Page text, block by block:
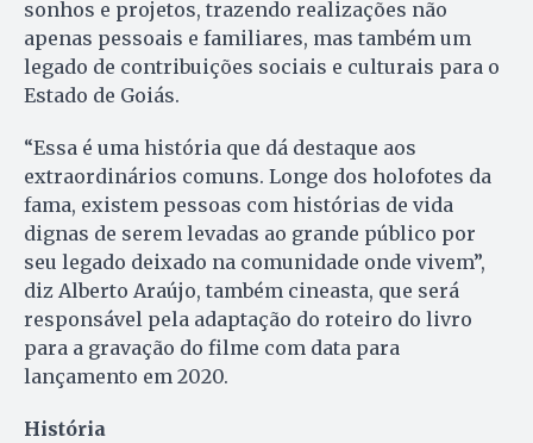
sonhos e projetos, trazendo realizações não
apenas pessoais e familiares, mas também um
legado de contribuições sociais e culturais para o
Estado de Goiás.
“Essa é uma história que dá destaque aos
extraordinários comuns. Longe dos holofotes da
fama, existem pessoas com histórias de vida
dignas de serem levadas ao grande público por
seu legado deixado na comunidade onde vivem”,
diz Alberto Araújo, também cineasta, que será
responsável pela adaptação do roteiro do livro
para a gravação do filme com data para
lançamento em 2020.
História